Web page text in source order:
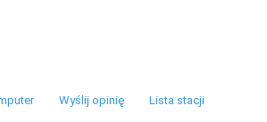
Wyślij opinię Lista stacji